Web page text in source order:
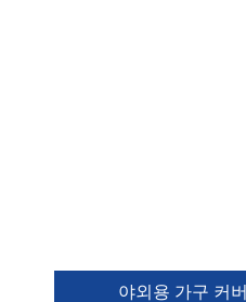
야외용 가구 커버